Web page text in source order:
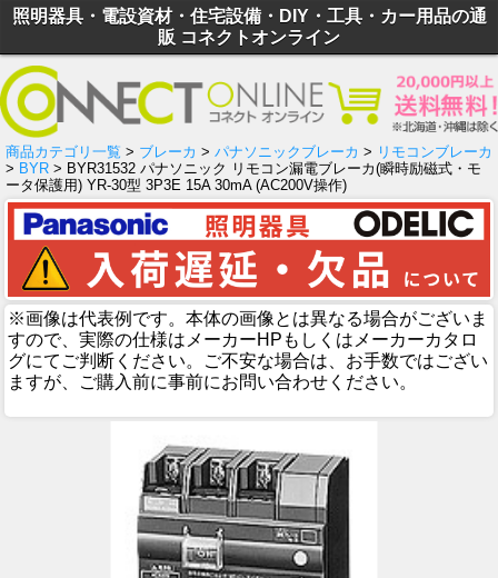
照明器具・電設資材・住宅設備・DIY・工具・カー用品の通
販 コネクトオンライン
商品カテゴリ一覧 > ブレーカ > パナソニックブレーカ > リモコンブレーカ
> BYR > BYR31532 パナソニック リモコン漏電ブレーカ(瞬時励磁式・モ
ータ保護用) YR-30型 3P3E 15A 30mA (AC200V操作)
※画像は代表例です。本体の画像とは異なる場合がございま
すので、実際の仕様はメーカーHPもしくはメーカーカタロ
グにてご判断ください。ご不安な場合は、お手数ではござい
ますが、ご購入前に事前にお問い合わせください。